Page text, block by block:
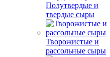
Полутвердые и
твердые сыры
Творожистые и
рассольные сыры